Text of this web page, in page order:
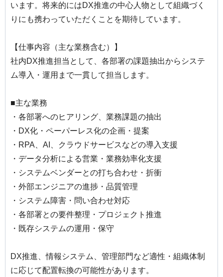
います。将来的にはDX推進の中心人物として組織づく
りにも携わっていただくことを期待しています。
【仕事内容（主な業務含む）】
社内DX推進担当として、各部署の課題抽出からシステ
ム導入・運用まで一貫して担当します。
■主な業務
・各部署へのヒアリング、業務課題の抽出
・DX化・ペーパーレス化の企画・提案
・RPA、AI、クラウドサービスなどの導入支援
・データ分析による営業・業務効率化支援
・システムベンダーとの打ち合わせ・折衝
・外部エンジニアの進捗・品質管理
・システム障害・問い合わせ対応
・各部署との要件整理・プロジェクト推進
・既存システムの運用・保守
DX推進、情報システム、管理部門など適性・組織体制
に応じて配置転換の可能性があります。